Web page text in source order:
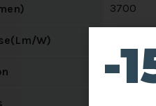
3700
W)
IP20
-